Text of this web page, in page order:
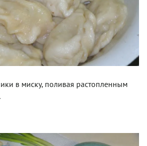
в миску, поливая растопленным